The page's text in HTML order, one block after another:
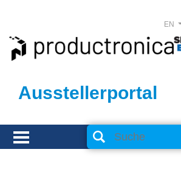
Ausstellerportal
EN